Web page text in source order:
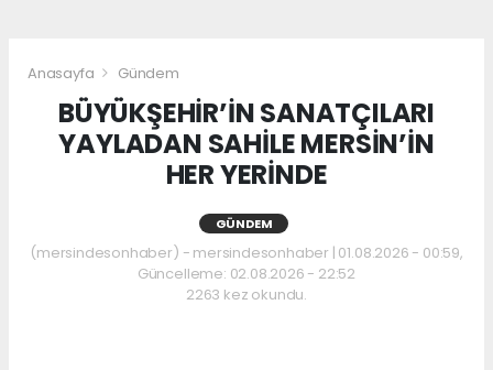
Anasayfa Gündem
BÜYÜKŞEHİR’İN SANATÇILARI
YAYLADAN SAHİLE MERSİN’İN
HER YERİNDE
GÜNDEM
(mersindesonhaber) - mersindesonhaber | 01.08.2026 - 00:59,
Güncelleme: 02.08.2026 - 22:52
2263 kez okundu.